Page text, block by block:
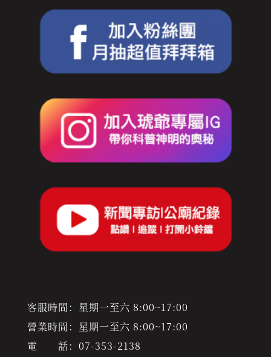
客服時間：星期一至六 8:00~17:00
營業時間：星期一至六 8:00~17:00
電 話： 07-353-2138